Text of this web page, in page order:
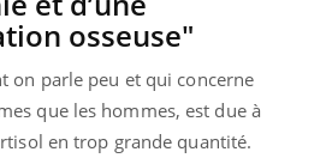
osseuse"
on parle peu et qui concerne
que les hommes, est due à
en trop grande quantité.